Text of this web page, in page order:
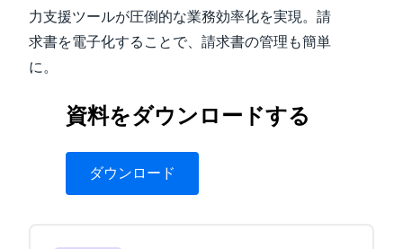
力支援ツールが圧倒的な業務効率化を実現。請
求書を電子化することで、請求書の管理も簡単
に。
資料をダウンロードする
ダウンロード